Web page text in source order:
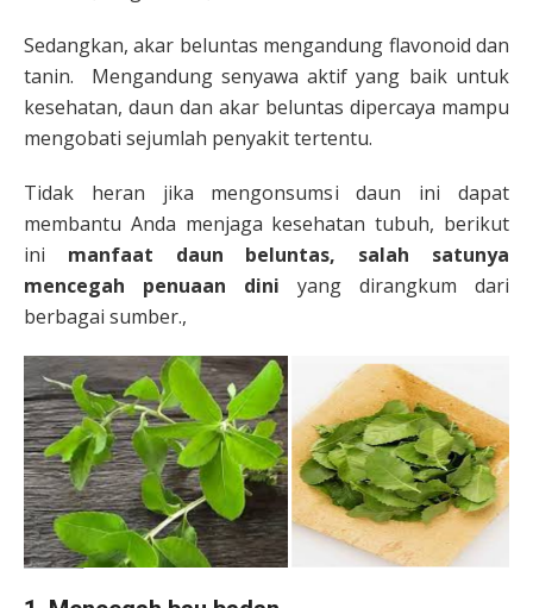
Sedangkan, akar beluntas mengandung flavonoid dan
tanin. Mengandung senyawa aktif yang baik untuk
kesehatan, daun dan akar beluntas dipercaya mampu
mengobati sejumlah penyakit tertentu.
Tidak heran jika mengonsumsi daun ini dapat
membantu Anda menjaga kesehatan tubuh, berikut
ini manfaat daun beluntas, salah satunya
mencegah penuaan dini yang dirangkum dari
berbagai sumber.,